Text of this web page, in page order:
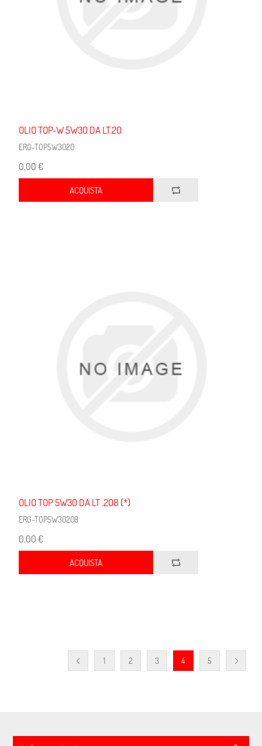
OLIO TOP-W 5W30 DA LT.20
ERG-TOP5W3020
0,00 €
ACQUISTA
OLIO TOP 5W30 DA LT .208 (*)
ERG-TOP5W30208
0,00 €
ACQUISTA
1 2 3 4 5